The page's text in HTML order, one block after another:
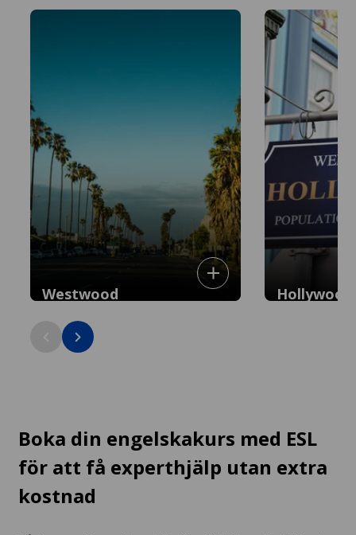
Westwood Hollywood
Boka din engelskakurs med ESL
för att få experthjälp utan extra
kostnad